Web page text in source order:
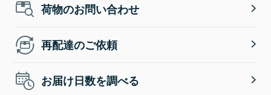
荷物のお問い合わせ
再配達のご依頼
お届け日数を調べる